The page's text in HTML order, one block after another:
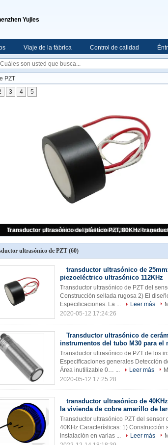
Yujies
Viaje de la fábrica Control de calidad
PZT
3 4 5
ultrasónico de PZT (60)
transductor ultrasónico de
piezoeléctrico ultrasónico 112KHz
Transductor ultrasónico de PZT del
Construcción sellada rugosa 2) El
Especificaciones: La ...
Leer más
2020-05-12 17:24:26
Transductor ultrasónico de
instrumentos del tubo M30 para el
Transductor ultrasónico de PZT de los
Especificaciones generales Detección
Área inutilizable 0… ...
Leer más
2020-05-12 17:25:28
transductor ultrasónico de
la vivienda de cobre amarillo de
Transductor ultrasónico PZT del
40KHz Características: 1)
instalación en varias ...
Leer más